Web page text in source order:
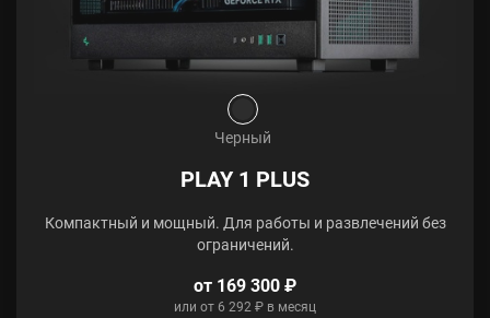
Черный
PLAY 1 PLUS
Компактный и мощный. Для работы и развлечений без
ограничений.
от 169 300 ₽
или от 6 292 ₽ в месяц